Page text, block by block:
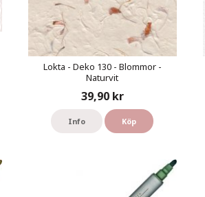
Lokta - Deko 130 - Blommor -
Naturvit
39,90 kr
Info Köp